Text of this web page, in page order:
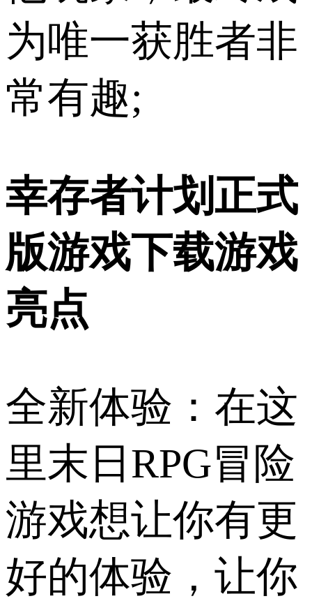
为唯一获胜者非
常有趣;
幸存者计划正式
版游戏下载游戏
亮点
全新体验：在这
里末日RPG冒险
游戏想让你有更
好的体验，让你